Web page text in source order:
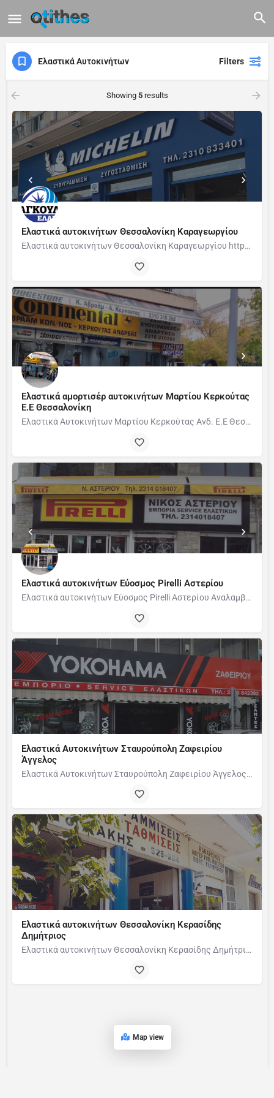
Ελαστικά Αυτοκινήτων Filters
Showing 5results
Eλαστικά αυτοκινήτων Θεσσαλονίκη Καραγεωργίου
Eλαστικά αυτοκινήτων Θεσσαλονίκη Καραγεωργίου https://www.elastika-fragkoulis.gr Η Εταιρία ΚΑΡΑΓΕΩΡΓΙΟΥ…
Ελαστικά αμορτισέρ αυτοκινήτων Μαρτίου Κερκούτας
Ε.Ε Θεσσαλονίκη
Ελαστικά Αυτοκινήτων Μαρτίου Κερκούτας Ανδ. Ε.Ε Θεσσαλονίκη SERVICE ΕΛΑΣΤΙΚΩΝ ΕΥΘΥΓΡΑΜΜΙΣΗ …
Ελαστικά αυτοκινήτων Εύοσμος Pirelli Αστερίου
Ελαστικά αυτοκινήτων Εύοσμος Pirelli Αστερίου Αναλαμβάνουμε : Τεχνικό έλεγχο Service…
Ελαστικά Αυτοκινήτων Σταυρούπολη Ζαφειρίου
Άγγελος
Ελαστικά Αυτοκινήτων Σταυρούπολη Ζαφειρίου Άγγελος Εμπόριο…
Ελαστικά αυτοκινήτων Θεσσαλονίκη Κερασίδης
Δημήτριος
Ελαστικά αυτοκινήτων Θεσσαλονίκη Κερασίδης Δημήτριος ΖΥΓΟΣΤΑΘΜΙΣΗ ,ΕΥΘΥΓΡΑΜΜΙΣΗ ,ΤΟΠΟΘΕΤΗΣΗ ΕΛΑΣΤΙΚΩΝ ΚΑΙ…
Map view